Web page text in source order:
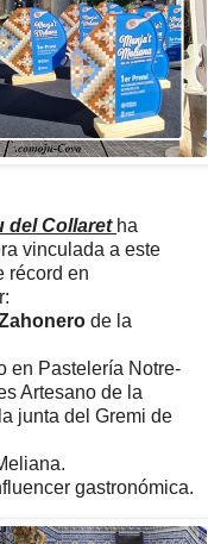
del Collaret ha
vinculada a este
récord en
de la
en Pastelería Notre-
Artesano de la
junta del Gremi de
gastronómica.